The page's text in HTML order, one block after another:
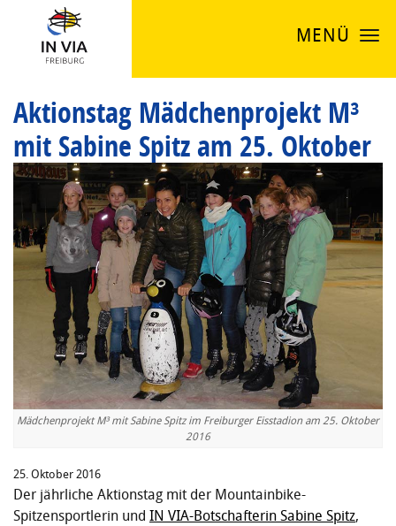
MENÜ
Aktionstag Mädchenprojekt M³
mit Sabine Spitz am 25. Oktober
Mädchenprojekt M³ mit Sabine Spitz im Freiburger Eisstadion am 25. Oktober
2016
25. Oktober 2016
Der jährliche Aktionstag mit der Mountainbike-
Spitzensportlerin und IN VIA-Botschafterin Sabine Spitz,